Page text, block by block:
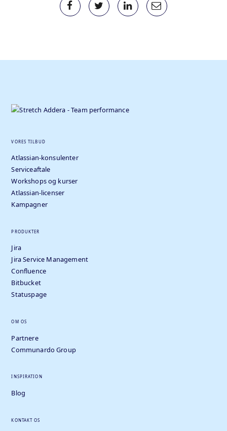
VORES TILBUD
Atlassian-konsulenter
Serviceaftale
Workshops og kurser
Atlassian-licenser
Kampagner
PRODUKTER
Jira
Jira Service Management
Confluence
Bitbucket
Statuspage
OM OS
Partnere
Communardo Group
INSPIRATION
Blog
KONTAKT OS